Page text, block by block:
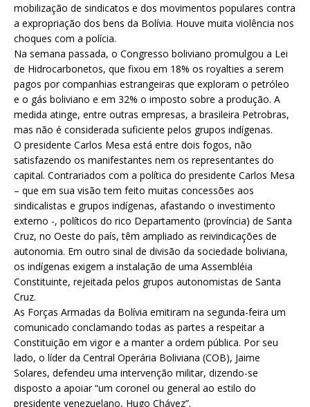
mobilização de sindicatos e dos movimentos populares contra
a expropriação dos bens da Bolívia. Houve muita violência nos
choques com a polícia.
Na semana passada, o Congresso boliviano promulgou a Lei
de Hidrocarbonetos, que fixou em 18% os royalties a serem
pagos por companhias estrangeiras que exploram o petróleo
e o gás boliviano e em 32% o imposto sobre a produção. A
medida atinge, entre outras empresas, a brasileira Petrobras,
mas não é considerada suficiente pelos grupos indígenas.
O presidente Carlos Mesa está entre dois fogos, não
satisfazendo os manifestantes nem os representantes do
capital. Contrariados com a política do presidente Carlos Mesa
– que em sua visão tem feito muitas concessões aos
sindicalistas e grupos indígenas, afastando o investimento
externo -, políticos do rico Departamento (província) de Santa
Cruz, no Oeste do país, têm ampliado as reivindicações de
autonomia. Em outro sinal de divisão da sociedade boliviana,
os indígenas exigem a instalação de uma Assembléia
Constituinte, rejeitada pelos grupos autonomistas de Santa
Cruz.
As Forças Armadas da Bolívia emitiram na segunda-feira um
comunicado conclamando todas as partes a respeitar a
Constituição em vigor e a manter a ordem pública. Por seu
lado, o líder da Central Operária Boliviana (COB), Jaime
Solares, defendeu uma intervenção militar, dizendo-se
disposto a apoiar “um coronel ou general ao estilo do
presidente venezuelano, Hugo Chávez”.